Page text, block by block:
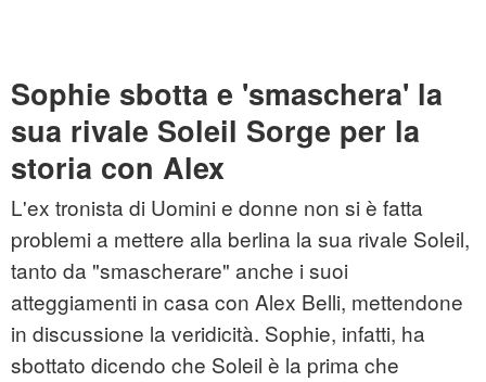
Sophie sbotta e 'smaschera' la
sua rivale Soleil Sorge per la
storia con Alex
L'ex tronista di Uomini e donne non si è fatta
problemi a mettere alla berlina la sua rivale Soleil,
tanto da "smascherare" anche i suoi
atteggiamenti in casa con Alex Belli, mettendone
in discussione la veridicità. Sophie, infatti, ha
sbottato dicendo che Soleil è la prima che